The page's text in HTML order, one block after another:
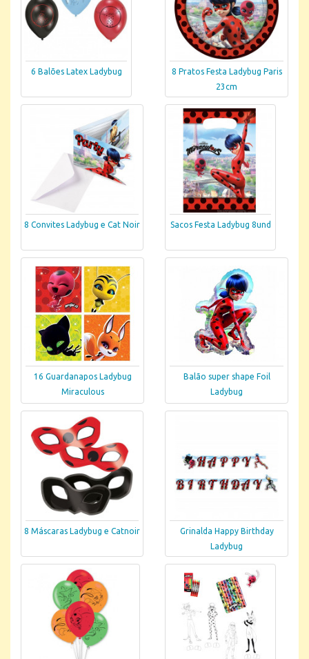
6 Balões Latex Ladybug
8 Pratos Festa Ladybug Paris
23cm
8 Convites Ladybug e Cat Noir Sacos Festa Ladybug 8und
16 Guardanapos Ladybug
Miraculous
Balão super shape Foil
Ladybug
8 Máscaras Ladybug e Catnoir
Grinalda Happy Birthday
Ladybug